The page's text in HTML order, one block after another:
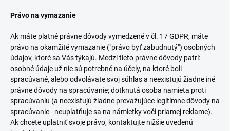
Právo na vymazanie
Ak máte platné právne dôvody vymedzené v čl. 17 GDPR, máte
právo na okamžité vymazanie ("právo byť zabudnutý") osobných
údajov, ktoré sa Vás týkajú. Medzi tieto právne dôvody patrí:
osobné údaje už nie sú potrebné na účely, na ktoré boli
spracúvané, alebo odvolávate svoj súhlas a neexistujú žiadne iné
právne dôvody na spracúvanie; dotknutá osoba namieta proti
spracúvaniu (a neexistujú žiadne prevažujúce legitímne dôvody na
spracúvanie - neuplatňuje sa na námietky voči priamej reklame).
Ak chcete uplatniť svoje právo, kontaktujte nižšie uvedenú